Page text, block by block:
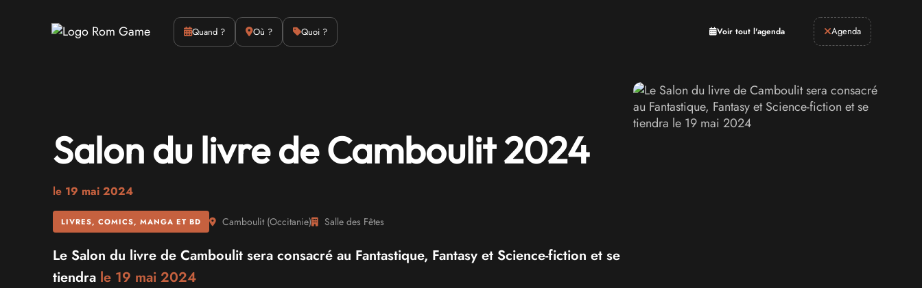
Quand ? Où ? Quoi ? Voir tout l'agenda
Actus Culture Emulation Agenda
Salon du livre de Camboulit 2024
le 19 mai 2024
LIVRES, COMICS, MANGA ET BD Camboulit(Occitanie) Salle des Fêtes
Le Salon du livre de Camboulit sera consacré au Fantastique, Fantasy et Science-fiction et se
tiendra le 19 mai 2024